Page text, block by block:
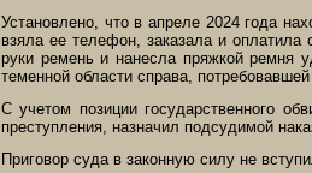
Установлено, что в апреле 2024 года
взяла ее телефон, заказала и оплатила
руки ремень и нанесла пряжкой ремня
теменной области справа,
С учетом позиции государственного
преступления, назначил подсудимой
Приговор суда в законную силу не